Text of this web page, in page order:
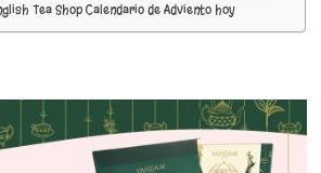
Tea Shop Calendario de Adviento hoy